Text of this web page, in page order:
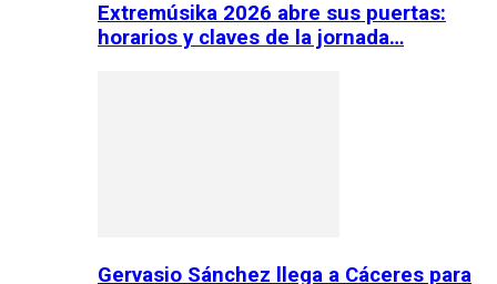
Extremúsika 2026 abre sus puertas:
horarios y claves de la jornada…
Gervasio Sánchez llega a Cáceres para